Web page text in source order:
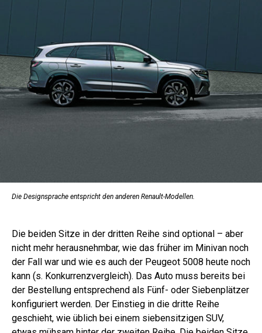
Die Designsprache entspricht den anderen Renault-Modellen.
Die beiden Sitze in der dritten Reihe sind optional – aber
nicht mehr herausnehmbar, wie das früher im Minivan noch
der Fall war und wie es auch der Peugeot 5008 heute noch
kann (s. Konkurrenzvergleich). Das Auto muss bereits bei
der Bestellung entsprechend als Fünf- oder Siebenplätzer
konfiguriert werden. Der Einstieg in die dritte Reihe
geschieht, wie üblich bei einem siebensitzigen SUV,